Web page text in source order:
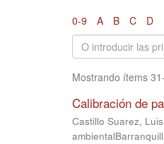
0-9 A B C D
Mostrando ítems
Calibración de
Castillo Suarez,